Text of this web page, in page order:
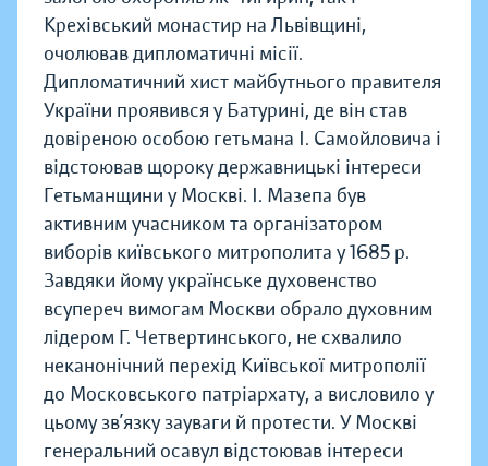
Крехівський монастир на Львівщині,
очолював дипломатичні місії.
Дипломатичний хист майбутнього правителя
України проявився у Батурині, де він став
довіреною особою гетьмана І. Самойловича і
відстоював щороку державницькі інтереси
Гетьманщини у Москві. І. Мазепа був
активним учасником та організатором
виборів київського митрополита у 1685 р.
Завдяки йому українське духовенство
всупереч вимогам Москви обрало духовним
лідером Г. Четвертинського, не схвалило
неканонічний перехід Київської митрополії
до Московського патріархату, а висловило у
цьому зв’язку зауваги й протести. У Москві
генеральний осавул відстоював інтереси